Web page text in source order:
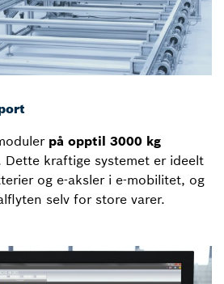
på opptil 3000 kg
Dette kraftige systemet er ideelt
og e-aksler i e-mobilitet, og
selv for store varer.